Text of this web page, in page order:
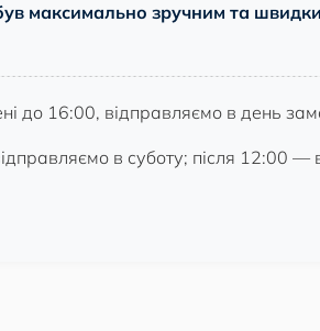
максимально зручним та
до 16:00, відправляємо в день
в суботу; після 12:00 —